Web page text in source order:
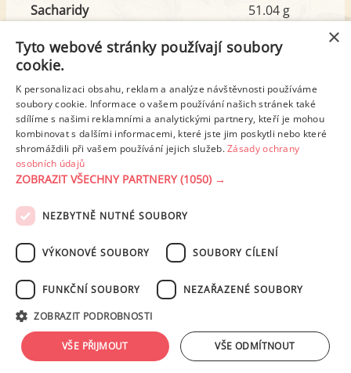
Sacharidy
z toho cukr
51.04 g
7.99 g
Tuk
z toho nas. mastné kyseliny
12.94 g
2.90 g
Detailní rozpis
PODMÍNKY UŽITÍ ZÁSADY OCHRANY OSOBNÍCH ÚDAJŮ
NASTAVENÍ COOKIES
tohoto serveru je bez písemného souhlasu provozovatele zakázáno.
Design: Eva Roverová
×
Tyto webové stránky používají soubory
cookie.
K personalizaci obsahu, reklam a analýze návštěvnosti používáme
soubory cookie. Informace o vašem používání našich stránek také
sdílíme s našimi reklamními a analytickými partnery, kteří je mohou
kombinovat s dalšími informacemi, které jste jim poskytli nebo které
shromáždili při vašem používání jejich služeb.Zásady ochrany
osobních údajů
ZOBRAZIT VŠECHNY PARTNERY(1050) →
NEZBYTNĚ NUTNÉ SOUBORY
VÝKONOVÉ SOUBORY SOUBORY CÍLENÍ
FUNKČNÍ SOUBORY NEZAŘAZENÉ SOUBORY
ZOBRAZIT PODROBNOSTI
VŠE PŘIJMOUT VŠE ODMÍTNOUT